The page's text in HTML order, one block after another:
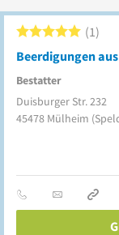
Beerdigungen
Bestatter
1
Duisburger Str. 232
45478 Mülheim